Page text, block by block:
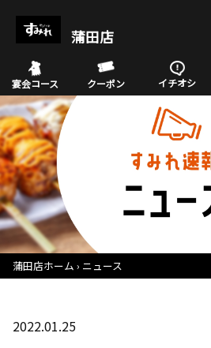
蒲田店
宴会コース クーポン イチオシ
蒲田店ホーム ニュース
2022.01.25